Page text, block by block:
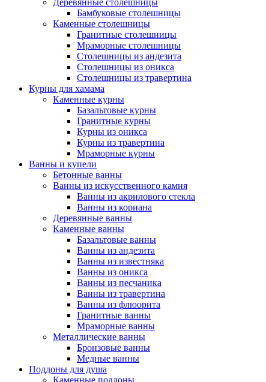
Деревянные столешницы
Бамбуковые столешницы
Каменные столешницы
Гранитные столешницы
Мраморные столешницы
Столешницы из андезита
Столешницы из оникса
Столешницы из травертина
Курны для хамама
Каменные курны
Базальтовые курны
Гранитные курны
Курны из оникса
Курны из травертина
Мраморные курны
Ванны и купели
Бетонные ванны
Ванны из искусственного камня
Ванны из акрилового стекла
Ванны из кориана
Деревянные ванны
Каменные ванны
Базальтовые ванны
Ванны из андезита
Ванны из известняка
Ванны из оникса
Ванны из песчаника
Ванны из травертина
Ванны из флюорита
Гранитные ванны
Мраморные ванны
Металлические ванны
Бронзовые ванны
Медные ванны
Поддоны для душа
Каменные поддоны